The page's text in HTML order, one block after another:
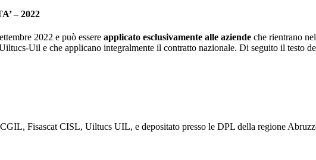
– 2022
2022 e può essere applicato esclusivamente alle aziende che rientrano
Uil e che applicano integralmente il contratto nazionale. Di seguito il testo
Fisascat CISL, Uiltucs UIL, e depositato presso le DPL della regione